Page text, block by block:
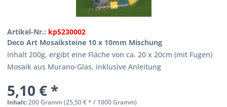
Artikel-Nr.: kp5230002
Deco Art Mosaiksteine 10 x 10mm Mischung
Inhalt 200g, ergibt eine Fläche von ca. 20 x 20cm (mit Fugen)
Mosaik aus Murano-Glas, inklusive Anleitung
5,10 € *
Inhalt:200 Gramm (25,50 € * / 1000 Gramm)